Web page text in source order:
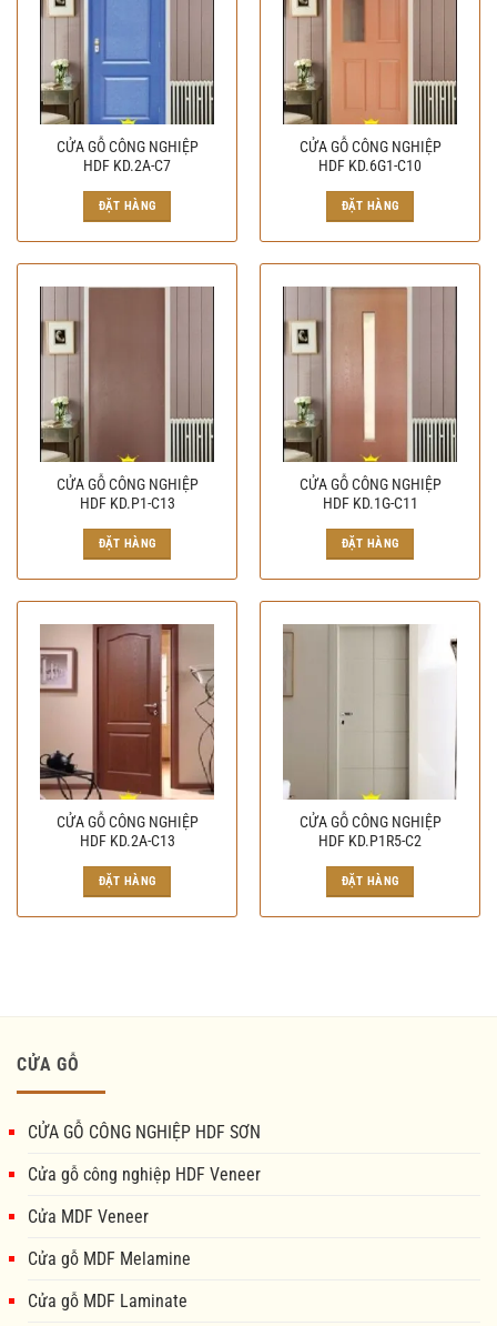
CỬA GỖ CÔNG NGHIỆP
HDF KD.2A-C7
ĐẶT HÀNG
CỬA GỖ CÔNG NGHIỆP
HDF KD.6G1-C10
ĐẶT HÀNG
CỬA GỖ CÔNG NGHIỆP
HDF KD.P1-C13
ĐẶT HÀNG
CỬA GỖ CÔNG NGHIỆP
HDF KD.1G-C11
ĐẶT HÀNG
CỬA GỖ CÔNG NGHIỆP
HDF KD.2A-C13
ĐẶT HÀNG
CỬA GỖ CÔNG NGHIỆP
HDF KD.P1R5-C2
ĐẶT HÀNG
CỬA GỖ
CỬA GỖ CÔNG NGHIỆP HDF SƠN
Cửa gỗ công nghiệp HDF Veneer
Cửa MDF Veneer
Cửa gỗ MDF Melamine
Cửa gỗ MDF Laminate